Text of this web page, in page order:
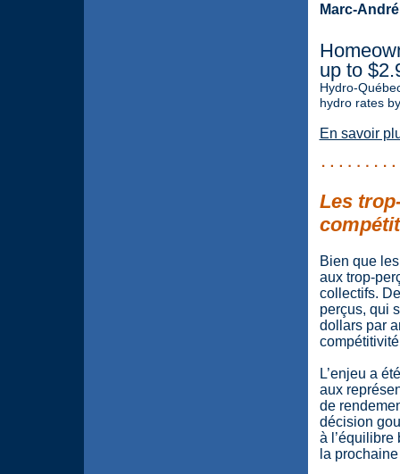
Marc-
up to
Hydro-
hydro rates
En savoir
Les
Bien que
aux trop-
collectifs.
perçus, qui
dollars par
L’enjeu a
aux
de
décision
à l’équilibre
la